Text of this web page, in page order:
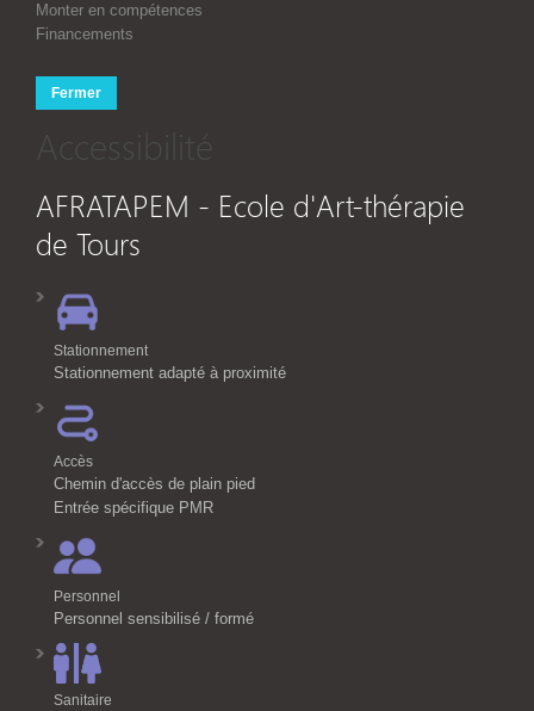
Monter en compétences
Financements
Fermer
Accessibilité
AFRATAPEM - Ecole d'Art-thérapie
de Tours
Stationnement
Stationnement adapté à proximité
Accès
Chemin d'accès de plain pied
Entrée spécifique PMR
Personnel
Personnel sensibilisé / formé
Sanitaire